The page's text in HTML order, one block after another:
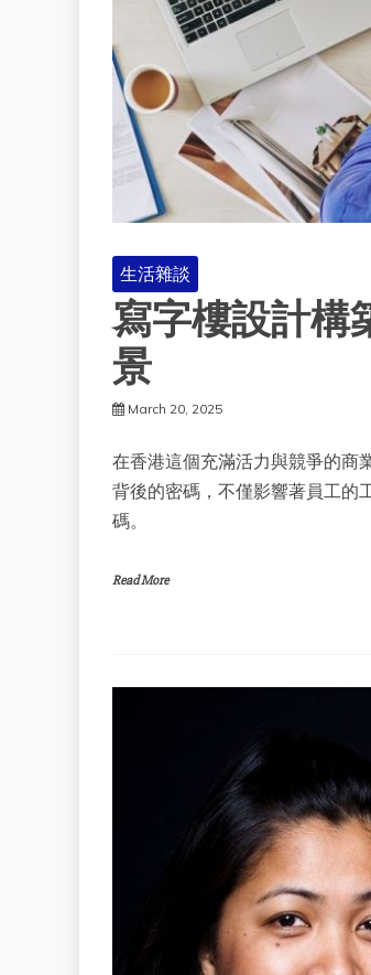
生活雜談
寫字樓設計構
景
March 20, 2025
在香港這個充滿活力與競爭的商
背後的密碼，不僅影響著員工的
碼。
Read More